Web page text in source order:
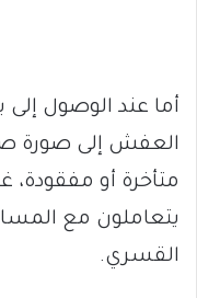
أما عند الوصول
العفش إلى صورة
متأخرة أو مفقودة،
يتعاملون مع
القسري.